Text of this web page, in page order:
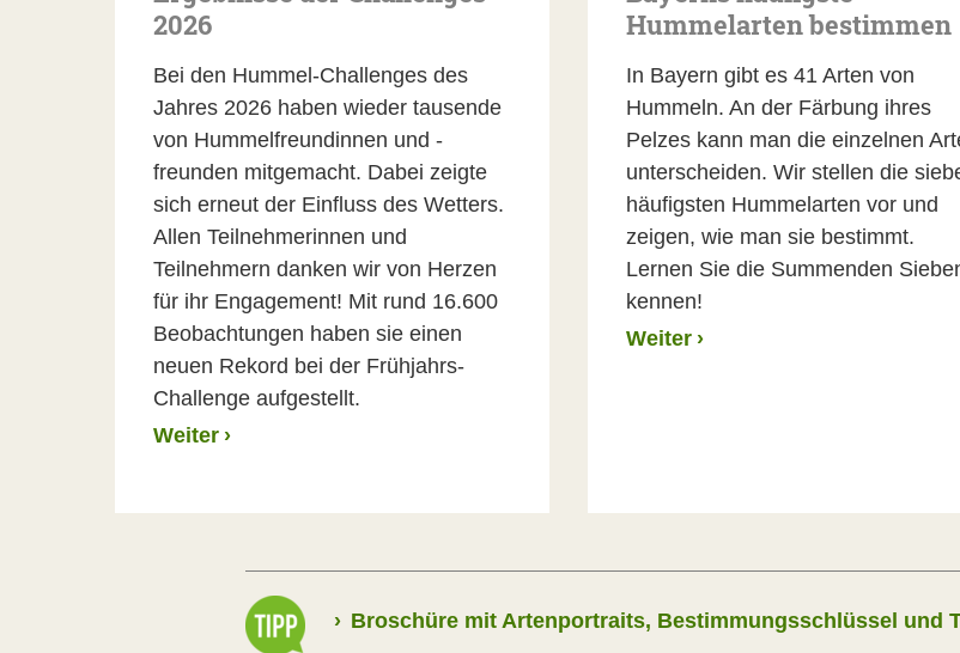
2026
Bei den Hummel-Challenges des
Jahres 2026 haben wieder tausende
von Hummelfreundinnen und -
freunden mitgemacht. Dabei zeigte
sich erneut der Einfluss des Wetters.
Allen Teilnehmerinnen und
Teilnehmern danken wir von Herzen
für ihr Engagement! Mit rund 16.600
Beobachtungen haben sie einen
neuen Rekord bei der Frühjahrs-
Challenge aufgestellt.
Weiter ›
Hummelarten bestimmen
In Bayern gibt es 41 Arten von
Hummeln. An der Färbung ihres
Pelzes kann man die einzelnen
unterscheiden. Wir stellen die
häufigsten Hummelarten vor und
zeigen, wie man sie bestimmt.
Lernen Sie die Summenden
kennen!
Weiter ›
› Broschüre mit Artenportraits, Bestimmungsschlüssel und